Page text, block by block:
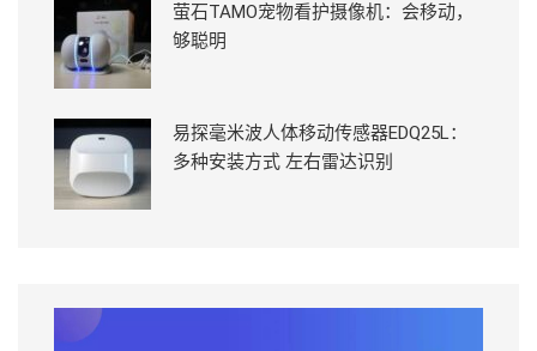
萤石TAMO宠物看护摄像机：会移动，
够聪明
易探毫米波人体移动传感器EDQ25L：
多种安装方式 左右雷达识别